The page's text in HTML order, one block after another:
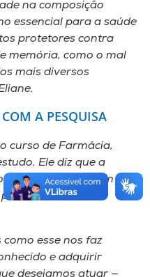
na composição
essencial para a saúde
protetores contra
memória, como o mal
mais diversos
A PESQUISA
curso de Farmácia,
Ele diz que a
o acadêmico um
o mercado de
esse nos faz
e adquirir
desejamos atuar —